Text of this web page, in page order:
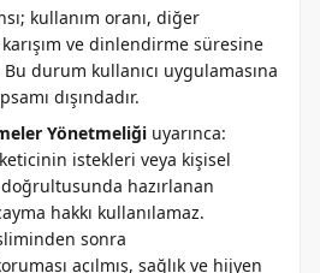
kullanım oranı, diğer
ve dinlendirme süresine
durum kullanıcı uygulamasına
dışındadır.
Yönetmeliği uyarınca:
istekleri veya kişisel
hazırlanan
hakkı kullanılamaz.
sonra
açılmış, sağlık ve hijyen